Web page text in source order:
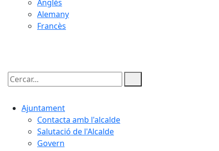
Anglès
Alemany
Francès
Cercar:
Ajuntament
Contacta amb l'alcalde
Salutació de l'Alcalde
Govern